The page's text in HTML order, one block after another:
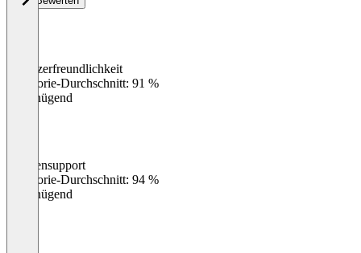
Benutzerfreundlichkeit
Kategorie-Durchschnitt: 91 %
Ungenügend
Kundensupport
Kategorie-Durchschnitt: 94 %
Ungenügend